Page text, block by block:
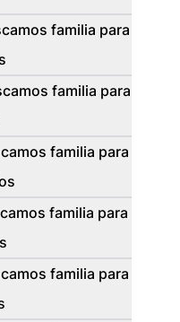
familia para
familia para
familia para
familia para
familia para